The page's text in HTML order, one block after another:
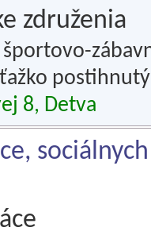
združenia
8, Detva